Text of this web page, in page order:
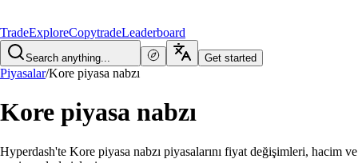
TradeExploreCopytradeLeaderboard
Search anything... Get started
Piyasalar/Kore piyasa nabzı
Kore piyasa nabzı
Hyperdash'te Kore piyasa nabzı piyasalarını fiyat değişimleri, hacim ve